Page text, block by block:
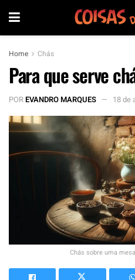
Home Chás
Para que serve
POREVANDRO MARQUES 18 de
Chás sobre uma